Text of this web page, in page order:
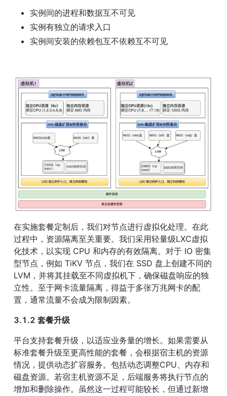
实例间的进程和数据互不可见
实例有独立的请求入口
实例间安装的依赖包互不依赖互不可见
在实施套餐定制后，我们对节点进行虚拟化处理。在此
过程中，资源隔离至关重要。我们采用轻量级LXC虚拟
化技术，以实现 CPU 和内存的有效隔离。对于 IO 密集
型节点，例如 TiKV 节点，我们在 SSD 盘上创建不同的
LVM，并将其挂载至不同虚拟机下，确保磁盘响应的独
立性。至于网卡流量隔离，得益于多张万兆网卡的配
置，通常流量不会成为限制因素。
3.1.2 套餐升级
平台支持套餐升级，以适应业务量的增长。如果需要从
标准套餐升级至更高性能的套餐，会根据宿主机的资源
情况，提供动态扩容服务。包括动态调整CPU、内存和
磁盘资源。若宿主机资源不足，后端服务将执行节点的
增加和删除操作。虽然这一过程可能较长，但通过新增